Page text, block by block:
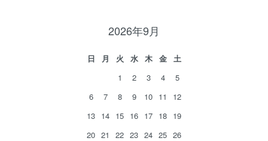
2026年9月
日 月 火 水 木 金
土
1
2 3 4
5
6
7 8 9 10 11
12
13 14 15 16 17 18 19
20 21 22 23 24 25 26